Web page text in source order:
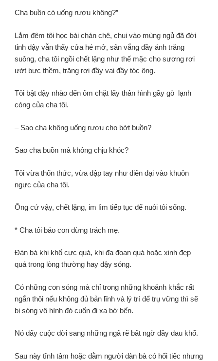
Cha buồn có uống rượu không?”
Lắm đêm tôi học bài chán chê, chui vào mùng ngủ đã đời
tỉnh dậy vẫn thấy cửa hé mở, sân vắng đầy ánh trăng
suông, cha tôi ngồi chết lặng như thế mặc cho sương rơi
ướt bực thềm, trăng rơi đầy vai đầy tóc ông.
Tôi bật dậy nhào đến ôm chặt lấy thân hình gầy gò lạnh
cóng của cha tôi.
– Sao cha không uống rượu cho bớt buồn?
Sao cha buồn mà không chịu khóc?
Tôi vừa thổn thức, vừa đập tay như điên dại vào khuôn
ngực của cha tôi.
Ông cứ vậy, chết lặng, im lìm tiếp tục để nuôi tôi sống.
* Cha tôi bảo con đừng trách mẹ.
Đàn bà khi khổ cực quá, khi đa đoan quá hoặc xinh đẹp
quá trong lòng thường hay dậy sóng.
Có những con sóng mà chỉ trong những khoảnh khắc rất
ngắn thôi nếu không đủ bản lĩnh và lý trí để trụ vững thì sẽ
bị sóng vô hình đó cuốn đi xa bờ bến.
Nó đẩy cuộc đời sang những ngã rẽ bất ngờ đầy đau khổ.
Sau này tĩnh tâm hoặc đằm người đàn bà có hối tiếc nhưng